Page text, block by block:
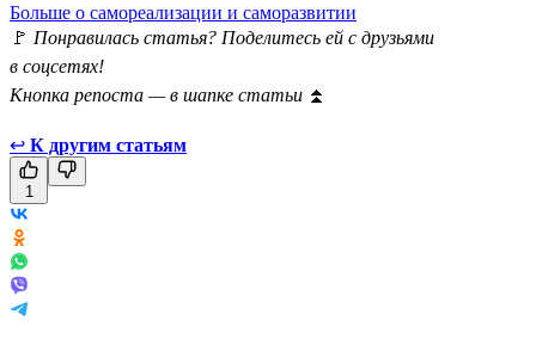
Больше о самореализации и саморазвитии
🚩 Понравилась статья? Поделитесь ей с друзьями
в соцсетях!
Кнопка репоста — в шапке статьи ⏫
↩ К другим статьям
1